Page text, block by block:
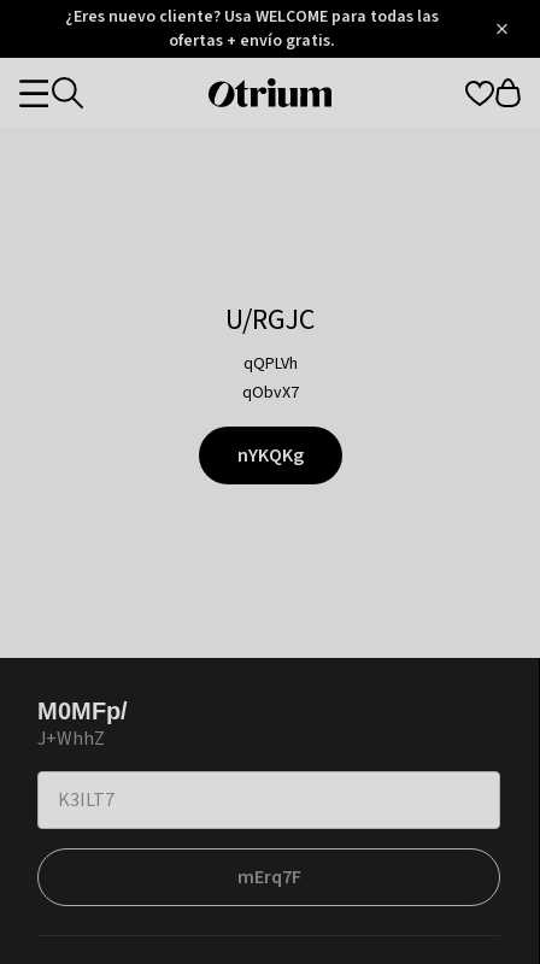
Otrium
Trustpilot
¿Eres nuevo cliente? Usa WELCOME para todas las
ofertas + envío gratis.
Otrium
Categories
U/RGJC
qQPLVh
qObvX7
nYKQKg
M0MFp/
J+WhhZ
mErq7F